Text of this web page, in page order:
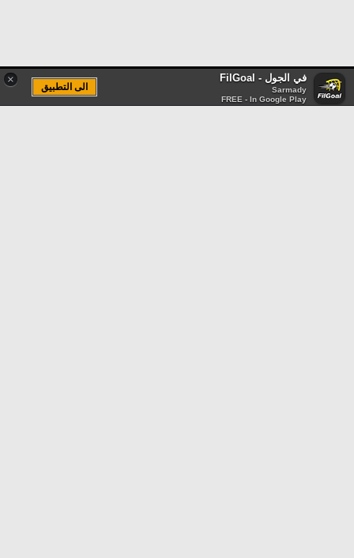
× في الجول - FilGoal
Sarmady
FREE - In Google Play
الى التطبيق